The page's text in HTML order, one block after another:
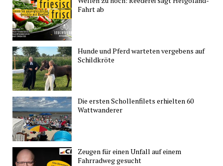
Fahrt ab
Hunde und Pferd warteten vergebens auf
Schildkröte
Die ersten Schollenfilets erhielten 60
Wattwanderer
Zeugen für einen Unfall auf einem
Fahrradweg gesucht